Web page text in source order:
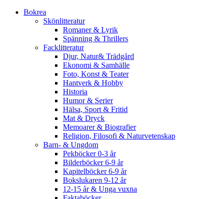
Bokrea
Skönlitteratur
Romaner & Lyrik
Spänning & Thrillers
Facklitteratur
Djur, Natur& Trädgård
Ekonomi & Samhälle
Foto, Konst & Teater
Hantverk & Hobby
Historia
Humor & Serier
Hälsa, Sport & Fritid
Mat & Dryck
Memoarer & Biografier
Religion, Filosofi & Naturvetenskap
Barn- & Ungdom
Pekböcker 0-3 år
Bilderböcker 6-9 år
Kapitelböcker 6-9 år
Bokslukaren 9-12 år
12-15 år & Unga vuxna